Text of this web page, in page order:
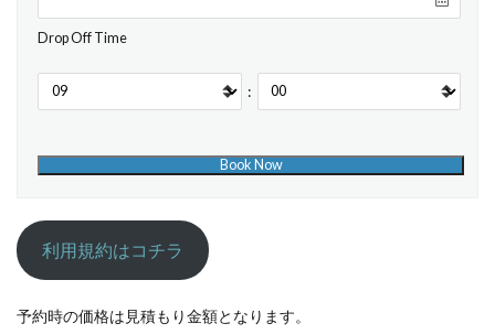
Drop Off Time
:
利用規約はコチラ
予約時の価格は見積もり金額となります。